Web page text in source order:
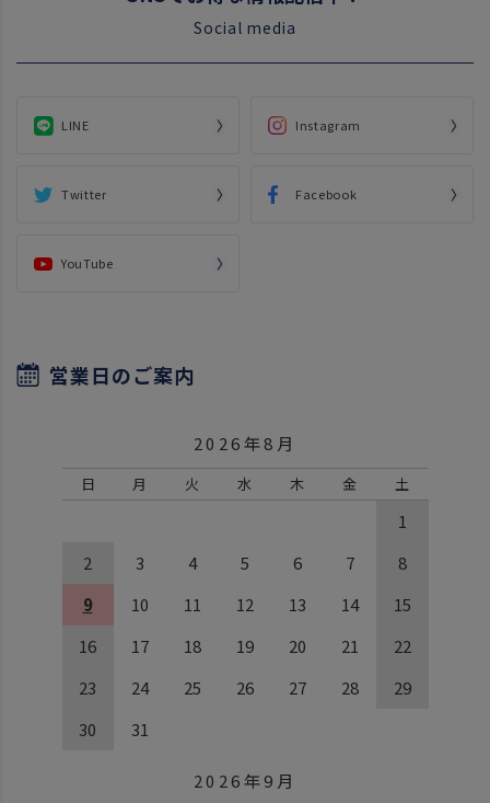
Social media
LINE Instagram
Twitter Facebook
YouTube
営業日のご案内
2026年8月
日 月 火 水 木 金 土
1
2
3 4 5 6 7
8
9
10 11 12 13 14
15
16
17 18 19 20 21
22
23
24 25 26 27 28
29
30
31
2026年9月